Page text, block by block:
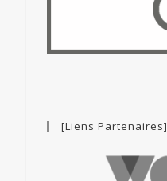
[Liens Partenaires]